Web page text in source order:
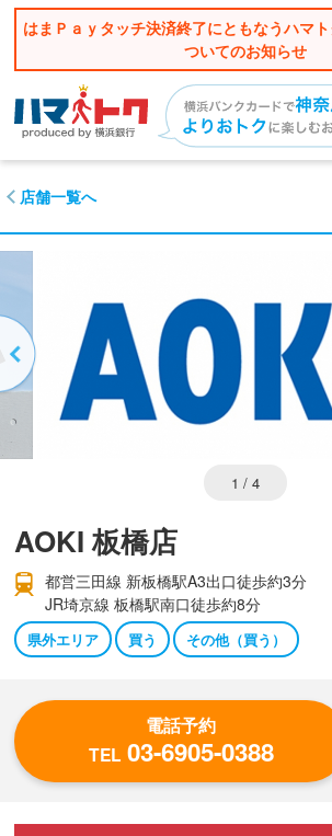
はまＰａｙタッチ決済終了にともなうハマ
ついてのお知らせ
店舗一覧へ
1 / 4
AOKI 板橋店
都営三田線 新板橋駅A3出口徒歩約3分
JR埼京線 板橋駅南口徒歩約8分
県外エリア 買う その他（買う）
電話予約
TEL 03-6905-0388